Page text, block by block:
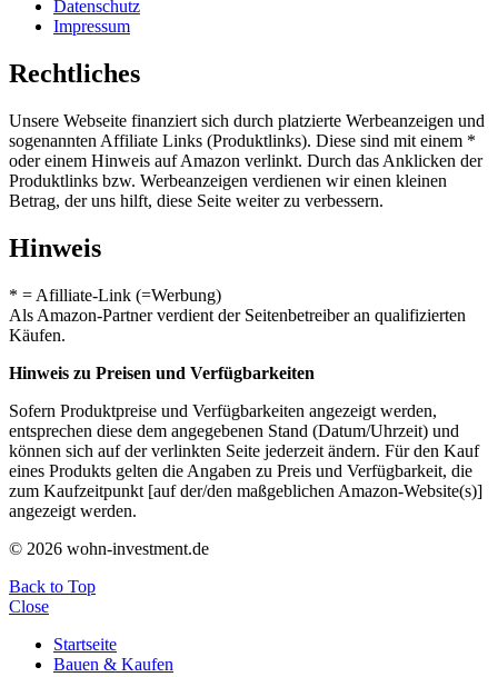
Datenschutz
Impressum
Rechtliches
Unsere Webseite finanziert sich durch platzierte Werbeanzeigen und
sogenannten Affiliate Links (Produktlinks). Diese sind mit einem *
oder einem Hinweis auf Amazon verlinkt. Durch das Anklicken der
Produktlinks bzw. Werbeanzeigen verdienen wir einen kleinen
Betrag, der uns hilft, diese Seite weiter zu verbessern.
Hinweis
* = Afilliate-Link (=Werbung)
Als Amazon-Partner verdient der Seitenbetreiber an qualifizierten
Käufen.
Hinweis zu Preisen und Verfügbarkeiten
Sofern Produktpreise und Verfügbarkeiten angezeigt werden,
entsprechen diese dem angegebenen Stand (Datum/Uhrzeit) und
können sich auf der verlinkten Seite jederzeit ändern. Für den Kauf
eines Produkts gelten die Angaben zu Preis und Verfügbarkeit, die
zum Kaufzeitpunkt [auf der/den maßgeblichen Amazon-Website(s)]
angezeigt werden.
© 2026 wohn-investment.de
Back to Top
Close
Startseite
Bauen & Kaufen